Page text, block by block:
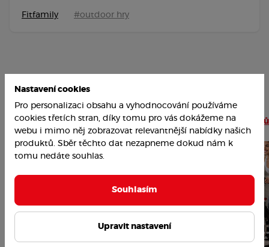
Fitfamily #outdoor hry
Nejoblíbenější články Číst více článků
Nastavení cookies
Pro personalizaci obsahu a vyhodnocování používáme
cookies třetích stran, díky tomu pro vás dokážeme na
webu i mimo něj zobrazovat relevantnější nabídky našich
produktů. Sběr těchto dat nezapneme dokud nám k
tomu nedáte souhlas.
Souhlasím
Upravit nastavení